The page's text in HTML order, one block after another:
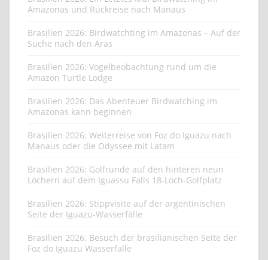
Amazonas und Rückreise nach Manaus
Brasilien 2026: Birdwatchting im Amazonas – Auf der
Suche nach den Aras
Brasilien 2026: Vogelbeobachtung rund um die
Amazon Turtle Lodge
Brasilien 2026: Das Abenteuer Birdwatching im
Amazonas kann beginnen
Brasilien 2026: Weiterreise von Foz do Iguazu nach
Manaus oder die Odyssee mit Latam
Brasilien 2026: Golfrunde auf den hinteren neun
Löchern auf dem Iguassu Falls 18-Loch-Golfplatz
Brasilien 2026: Stippvisite auf der argentinischen
Seite der Iguazu-Wasserfälle
Brasilien 2026: Besuch der brasilianischen Seite der
Foz do Iguazu Wasserfälle